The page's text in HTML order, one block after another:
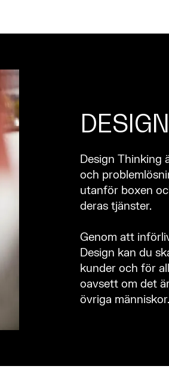
Design Thinking
och
utanför boxen
deras tjänster.
Genom att
Design kan du
kunder och för
oavsett om det
övriga människor.